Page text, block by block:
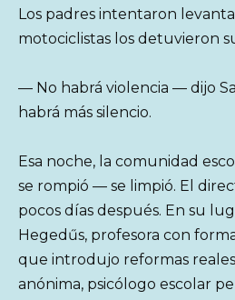
Los padres intentaron
motociclistas los detuvieron
— No habrá violencia — dijo
habrá más silencio.
Esa noche, la comunidad
se rompió — se limpió. El
pocos días después. En su
Hegedűs, profesora con
que introdujo reformas
anónima, psicólogo escolar